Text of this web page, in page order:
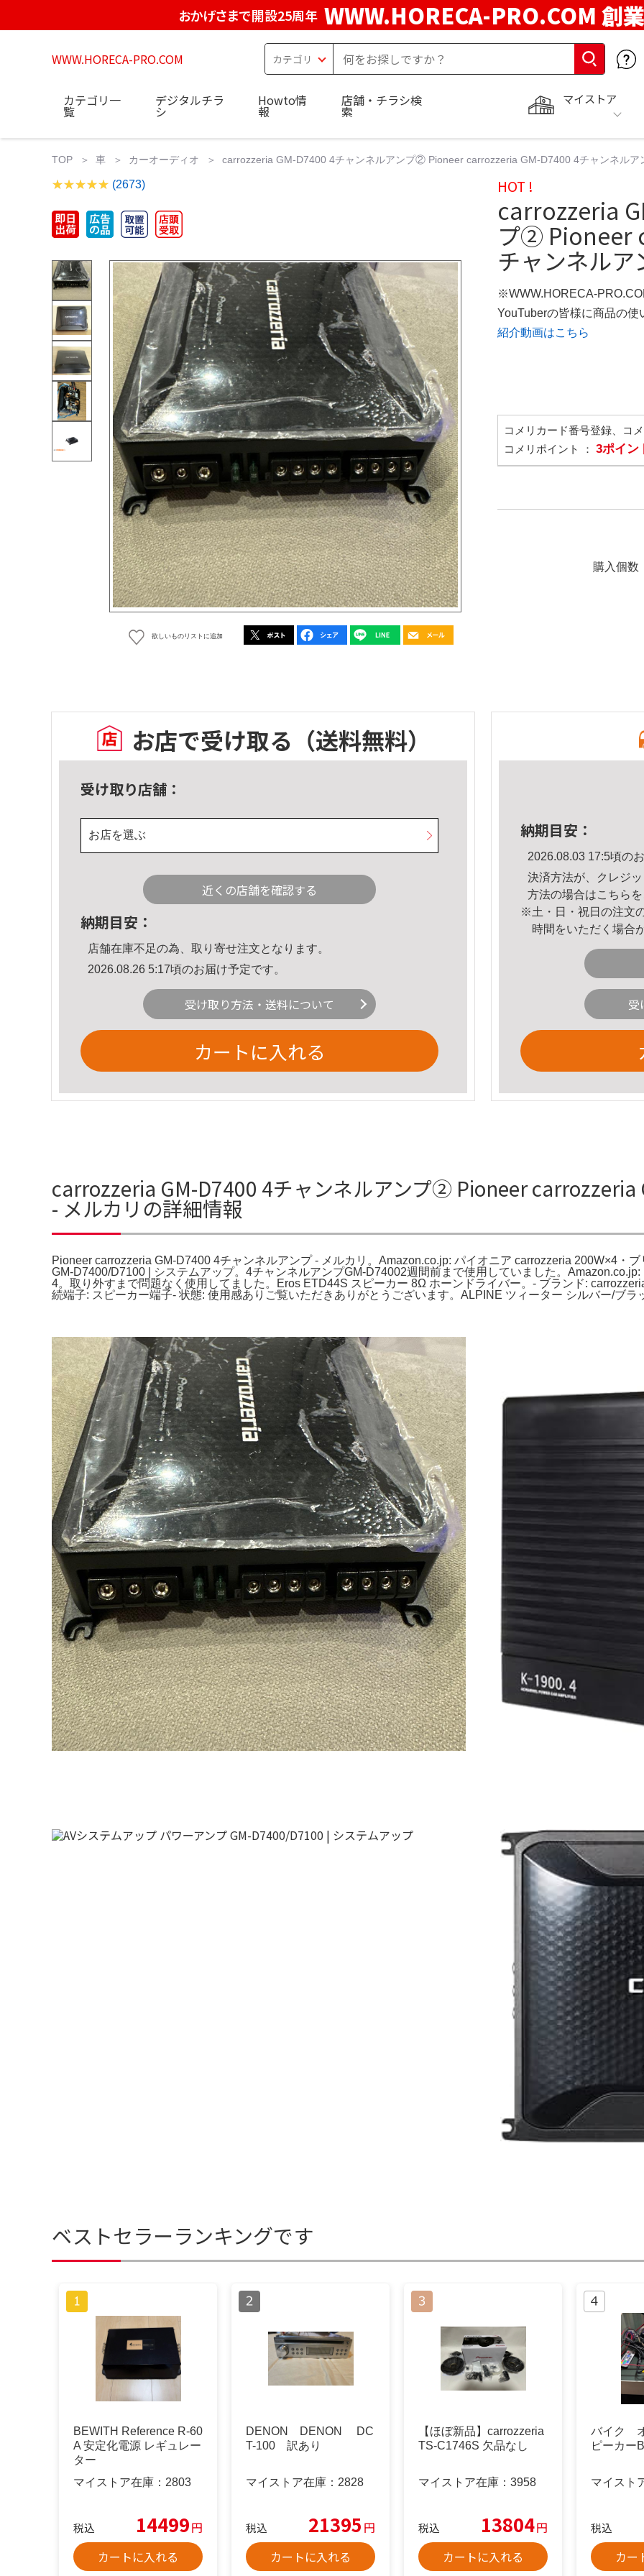
おかげさまで開設25周年 WWW.HORECA-PRO.COM 創
WWW.HORECA-PRO.COM
マイストア
カテゴリ一
覧
デジタルチラ
シ
Howto情
報
店舗・チラシ検
索
TOP 車 カーオーディオ carrozzeria GM-D7400 4チャンネルアンプ② Pioneer carrozzeria GM-D7400 4チャンネルア
(2673)
欲しいものリストに追加
HOT !
carrozzeria
プ② Pioneer
チャンネルア
※WWW.HORECA-
YouTuberの皆様に商品の
紹介動画はこちら
コメリカード番号登録、コ
コメリポイント ： 3ポイン
購入個数
お店で受け取る （送料無料）
受け取り店舗：
お店を選ぶ
近くの店舗を確認する
納期目安：
店舗在庫不足の為、取り寄せ注文となります。
2026.08.26 5:17頃のお届け予定です。
受け取り方法・送料について
カートに入れる
納期目安：
2026.08.03 17:5頃の
決済方法が、クレジ
方法の場合はこちら
※土・日・祝日の注文
時間をいただく場合
受
carrozzeria GM-D7400 4チャンネルアンプ② Pioneer carrozzeria
- メルカリの詳細情報
Pioneer carrozzeria GM-D7400 4チャンネルアンプ - メルカリ。Amazon.co.jp: パイオニア carrozzeria 200W×4・
GM-D7400/D7100 | システムアップ。4チャンネルアンプGM-D74002週間前まで使用していました。
4。取り外すまで問題なく使用してました。Eros ETD44S スピーカー 8Ω ホーンドライバー。- ブランド:
続端子: スピーカー端子- 状態: 使用感ありご覧いただきありがとうございます。ALPINE ツィーター シルバー/ブラ
ベストセラーランキングです
BEWITH Reference R-60
A 安定化電源 レギュレー
ター
マイストア在庫： 2803
税込 14499円
カートに入れる
DENON DENON DC
T-100 訳あり
マイストア在庫： 2828
税込 21395 円
カートに入れる
【ほぼ新品】carrozzeria
TS-C1746S 欠品なし
マイストア在庫： 3958
税込 13804円
カートに入れる
バイク
ピーカー
マイスト
税込
カー